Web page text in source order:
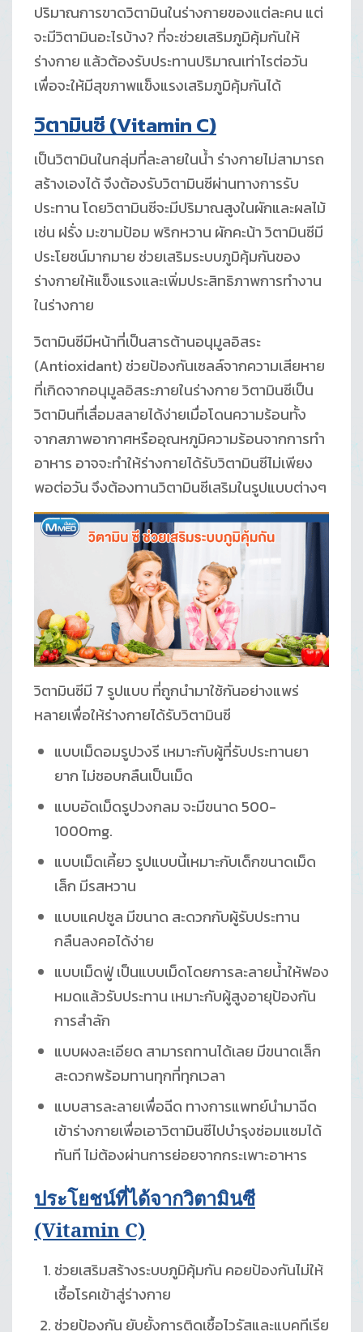
ปริมาณการขาดวิตามินในร่างกายของแต่ละคน แต่
จะมีวิตามินอะไรบ้าง? ที่จะช่วยเสริมภูมิคุ้มกันให้
ร่างกาย แล้วต้องรับประทานปริมาณเท่าไรต่อวัน
เพื่อจะให้มีสุขภาพแข็งแรงเสริมภูมิคุ้มกันได้
วิตามินซี (Vitamin C)
เป็นวิตามินในกลุ่มที่ละลายในน้ำ ร่างกายไม่สามารถ
สร้างเองได้ จึงต้องรับวิตามินซีผ่านทางการรับ
ประทาน โดยวิตามินซีจะมีปริมาณสูงในผักและผลไม้
เช่น ฝรั่ง มะขามป้อม พริกหวาน ผักคะน้า วิตามินซีมี
ประโยชน์มากมาย ช่วยเสริมระบบภูมิคุ้มกันของ
ร่างกายให้แข็งแรงและเพิ่มประสิทธิภาพการทำงาน
ในร่างกาย
วิตามินซีมีหน้าที่เป็นสารต้านอนุมูลอิสระ
(Antioxidant) ช่วยป้องกันเซลล์จากความเสียหาย
ที่เกิดจากอนุมูลอิสระภายในร่างกาย วิตามินซีเป็น
วิตามินที่เสื่อมสลายได้ง่ายเมื่อโดนความร้อนทั้ง
จากสภาพอากาศหรืออุณหภูมิความร้อนจากการทำ
อาหาร อาจจะทำให้ร่างกายได้รับวิตามินซีไม่เพียง
พอต่อวัน จึงต้องทานวิตามินซีเสริมในรูปแบบต่างๆ
วิตามินซีมี 7 รูปแบบ ที่ถูกนำมาใช้กันอย่างแพร่
หลายเพื่อให้ร่างกายได้รับวิตามินซี
แบบเม็ดอมรูปวงรี เหมาะกับผู้ที่รับประทานยา
ยาก ไม่ชอบกลืนเป็นเม็ด
แบบอัดเม็ดรูปวงกลม จะมีขนาด 500-
1000mg.
แบบเม็ดเคี้ยว รูปแบบนี้เหมาะกับเด็กขนาดเม็ด
เล็ก มีรสหวาน
แบบแคปซูล มีขนาด สะดวกกับผู้รับประทาน
กลืนลงคอได้ง่าย
แบบเม็ดฟู่ เป็นแบบเม็ดโดยการละลายน้ำให้ฟอง
หมดแล้วรับประทาน เหมาะกับผู้สูงอายุป้องกัน
การสำลัก
แบบผงละเอียด สามารถทานได้เลย มีขนาดเล็ก
สะดวกพร้อมทานทุกที่ทุกเวลา
แบบสารละลายเพื่อฉีด ทางการแพทย์นำมาฉีด
เข้าร่างกายเพื่อเอาวิตามินซีไปบำรุงซ่อมแซมได้
ทันที ไม่ต้องผ่านการย่อยจากกระเพาะอาหาร
ประโยชน์ที่ได้จากวิตามินซี
(Vitamin C)
ช่วยเสริมสร้างระบบภูมิคุ้มกัน คอยป้องกันไม่ให้
เชื้อโรคเข้าสู่ร่างกาย
ช่วยป้องกัน ยับยั้งการติดเชื้อไวรัสและแบคทีเรีย